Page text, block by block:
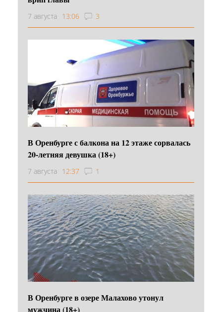
7 августа 13:06 3
В Оренбурге с балкона на 12 этаже сорвалась
20-летняя девушка (18+)
7 августа 12:37 1
В Оренбурге в озере Малахово утонул
мужчина (18+)